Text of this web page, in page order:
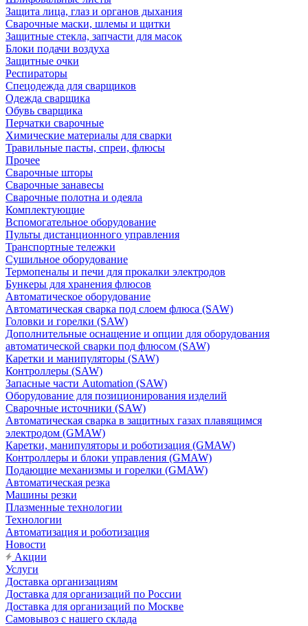
Защита лица, глаз и органов дыхания
Сварочные маски, шлемы и щитки
Защитные стекла, запчасти для масок
Блоки подачи воздуха
Защитные очки
Респираторы
Спецодежда для сварщиков
Одежда сварщика
Обувь сварщика
Перчатки сварочные
Химические материалы для сварки
Травильные пасты, спреи, флюсы
Прочее
Сварочные шторы
Сварочные занавесы
Сварочные полотна и одеяла
Комплектующие
Вспомогательное оборудование
Пульты дистанционного управления
Транспортные тележки
Сушильное оборудование
Термопеналы и печи для прокалки электродов
Бункеры для хранения флюсов
Автоматическое оборудование
Автоматическая сварка под слоем флюса (SAW)
Головки и горелки (SAW)
Дополнительные оснащение и опции для оборудования
автоматической сварки под флюсом (SAW)
Каретки и манипуляторы (SAW)
Контроллеры (SAW)
Запасные части Automation (SAW)
Оборудование для позиционирования изделий
Сварочные источники (SAW)
Автоматическая сварка в защитных газах плавящимся
электродом (GMAW)
Каретки, манипуляторы и роботизация (GMAW)
Контроллеры и блоки управления (GMAW)
Подающие механизмы и горелки (GMAW)
Автоматическая резка
Машины резки
Плазменные технологии
Технологии
Автоматизация и роботизация
Новости
Акции
Услуги
Доставка организациям
Доставка для организаций по России
Доставка для организаций по Москве
Самовывоз с нашего склада